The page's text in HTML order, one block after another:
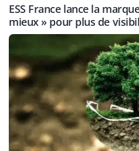
ESS France lance la
mieux » pour plus de